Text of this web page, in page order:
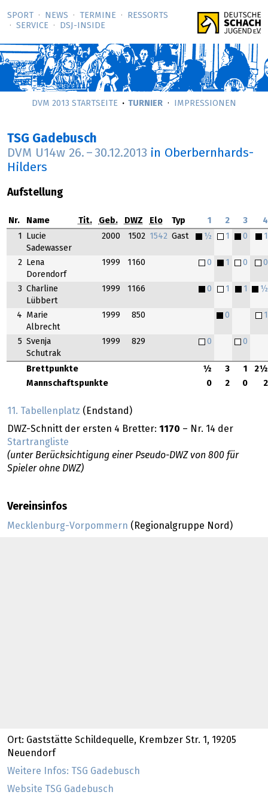
SPORT NEWS TERMINE
RESSORTS
SERVICE
DSJ-­INSIDE
DVM 2013 STARTSEITE TURNIER IMPRESSIONEN
TSG Gadebusch
DVM U14w 26. – 30.12.2013 in Oberbernhards-
Hilders
Aufstellung
Nr. Name Tit. Geb. DWZ Elo Typ 1 2 3 4
Brettpunkte ½ 3 1
2½
Mannschaftspunkte
0 2 0 2
1
Lucie
Sadewasser
2000 1502 1542 Gast ½ 1 0 1
2
Lena
Dorendorf
1999 1160 0 1 0 0
3 Charline
Lübbert
1999 1166 0 1 1 ½
4
Marie
Albrecht
1999 850 0 1
5 Svenja
Schutrak
1999 829 0 0
11. Tabellenplatz (Endstand)
DWZ-Schnitt der ersten 4 Bretter: 1170 – Nr. 14 der
Startrangliste
(unter Berücksichtigung einer Pseudo-DWZ von 800 für
Spieler ohne DWZ)
Vereinsinfos
Mecklenburg-Vorpommern (Regionalgruppe Nord)
Ort: Gaststätte Schildequelle, Krembzer Str. 1, 19205
Neuendorf
Weitere Infos: TSG Gadebusch
Website TSG Gadebusch